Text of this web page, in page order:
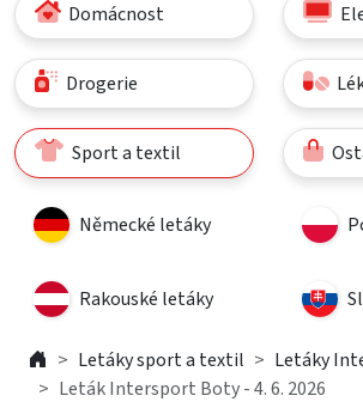
Domácnost
Drogerie
Sport a textil
Německé letáky
Rakouské letáky
Letáky sport a textil
Letáky
Leták Intersport Boty - 4. 6. 2026